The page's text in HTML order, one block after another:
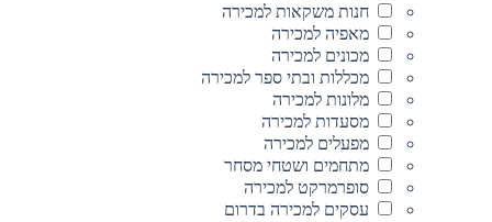
חנות משקאות למכירה
מאפיה למכירה
מכונים למכירה
מכללות ובתי ספר למכירה
מלונות למכירה
מסעדות למכירה
מפעלים למכירה
מתחמים ושטחי מסחר
סופרמרקט למכירה
עסקים למכירה בדרום